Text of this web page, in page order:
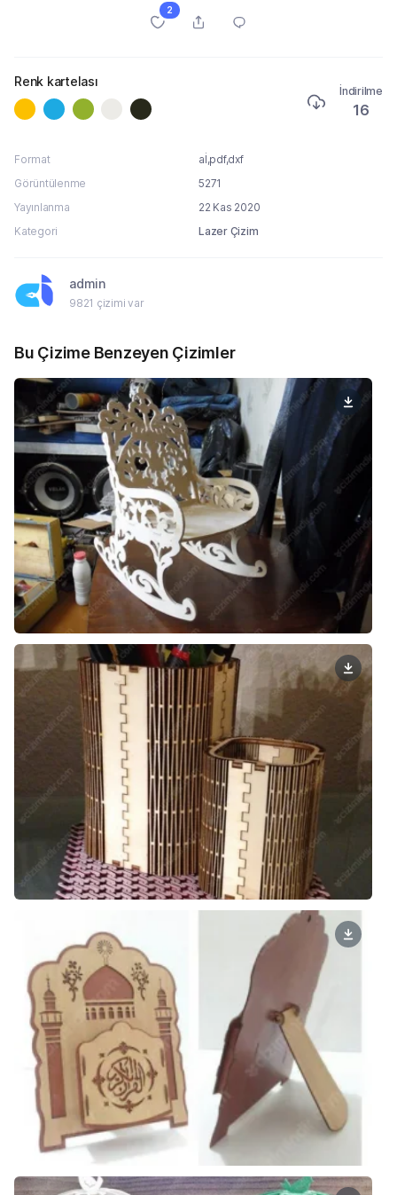
2
Renk kartelası
İndirilme
16
Format
aİ,pdf,dxf
Görüntülenme
5271
Yayınlanma
22 Kas 2020
Kategori
Lazer Çizim
admin
9821 çizimi var
Bu Çizime Benzeyen Çizimler